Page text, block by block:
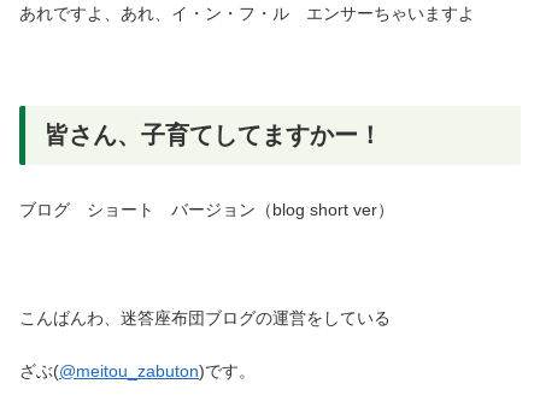
あれですよ、あれ、イ・ン・フ・ル エンサーちゃいますよ
皆さん、子育てしてますかー！
ブログ ショート バージョン（blog short ver）
こんばんわ、迷答座布団ブログの運営をしている
ざぶ(@meitou_zabuton)です。